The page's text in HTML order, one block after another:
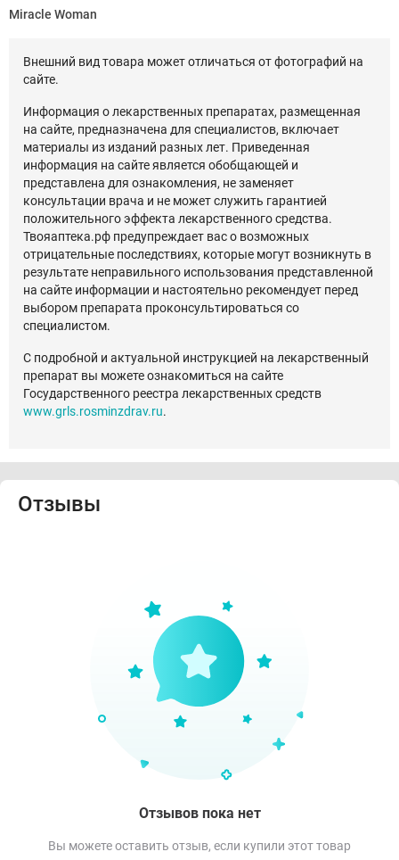
Miracle Woman
Внешний вид товара может отличаться от фотографий на
сайте.
Информация о лекарственных препаратах, размещенная
на сайте, предназначена для специалистов, включает
материалы из изданий разных лет. Приведенная
информация на сайте является обобщающей и
представлена для ознакомления, не заменяет
консультации врача и не может служить гарантией
положительного эффекта лекарственного средства.
Твояаптека.рф предупреждает вас о возможных
отрицательные последствиях, которые могут возникнуть в
результате неправильного использования представленной
на сайте информации и настоятельно рекомендует перед
выбором препарата проконсультироваться со
специалистом.
С подробной и актуальной инструкцией на лекарственный
препарат вы можете ознакомиться на сайте
Государственного реестра лекарственных средств
www.grls.rosminzdrav.ru.
Отзывы
Отзывов пока нет
Вы можете оставить отзыв, если купили этот товар